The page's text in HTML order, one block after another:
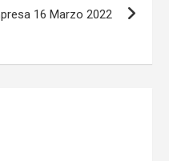
16 Marzo 2022